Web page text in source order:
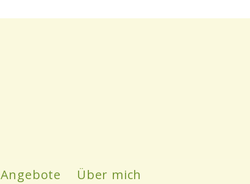
Angebote
Über mich